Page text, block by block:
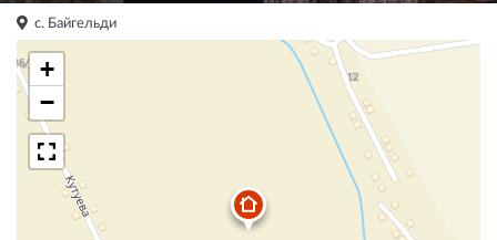
с. Байгельди
+
−